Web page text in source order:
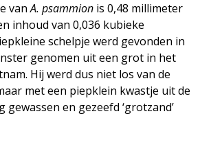
vanA. psammion is 0,48 millimeter
inhoud van 0,036 kubieke
schelpje werd gevonden in
genomen uit een grot in het
Hij werd dus niet los van de
met een piepklein kwastje uit de
en gezeefd ‘grotzand’